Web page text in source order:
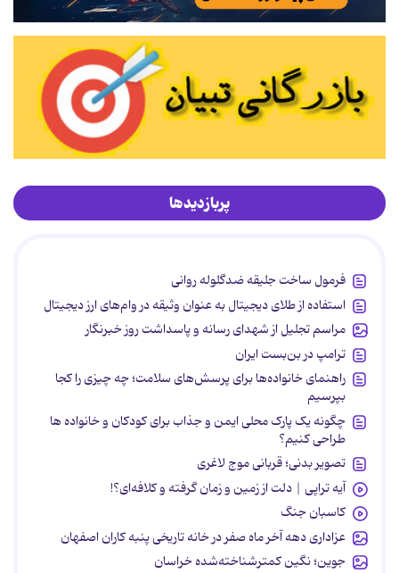
پربازدیدها
فرمول ساخت جلیقه ضدگلوله روانی
استفاده از طلای دیجیتال به عنوان وثیقه در وام‌های ارز دیجیتال
مراسم تجلیل از شهدای رسانه و پاسداشت روز خبرنگار
ترامپ در بن‌بست ایران
راهنمای خانواده‌ها برای پرسش‌های سلامت؛ چه چیزی را کجا
بپرسیم
چگونه یک پارک محلی ایمن و جذاب برای کودکان و خانواده ها
طراحی کنیم؟
تصویر بدنی؛ قربانی موج لاغری
آیه تراپی | دلت از زمین و زمان گرفته و کلافه‌ای؟!
کاسبان جنگ
عزاداری دهه آخر ماه صفر در خانه تاریخی پنبه کاران اصفهان
جوین؛ نگین کمترشناخته‌شده خراسان